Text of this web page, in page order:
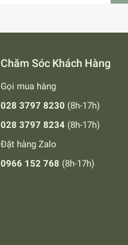
Chăm Sóc Khách Hàng
Gọi mua hàng
028 3797 8230 (8h-17h)
028 3797 8234 (8h-17h)
Đặt hàng Zalo
0966 152 768 (8h-17h)